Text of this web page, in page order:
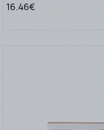
16.46€